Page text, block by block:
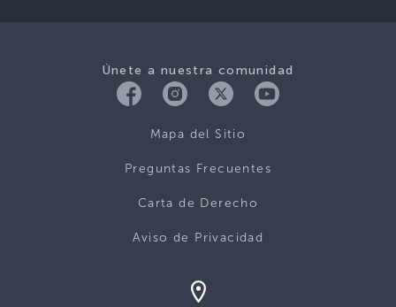
Únete a nuestra comunidad
Mapa del Sitio
Preguntas Frecuentes
Carta de Derecho
Aviso de Privacidad